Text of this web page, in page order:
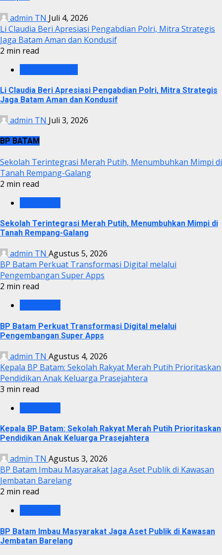
admin TN Juli 4, 2026
Li Claudia Beri Apresiasi Pengabdian Polri, Mitra Strategis
Jaga Batam Aman dan Kondusif
2 min read
Li Claudia Beri Apresiasi Pengabdian Polri, Mitra Strategis
Jaga Batam Aman dan Kondusif
admin TN Juli 3, 2026
BP BATAM
Sekolah Terintegrasi Merah Putih, Menumbuhkan Mimpi di
Tanah Rempang-Galang
2 min read
Sekolah Terintegrasi Merah Putih, Menumbuhkan Mimpi di
Tanah Rempang-Galang
admin TN Agustus 5, 2026
BP Batam Perkuat Transformasi Digital melalui
Pengembangan Super Apps
2 min read
BP Batam Perkuat Transformasi Digital melalui
Pengembangan Super Apps
admin TN Agustus 4, 2026
Kepala BP Batam: Sekolah Rakyat Merah Putih Prioritaskan
Pendidikan Anak Keluarga Prasejahtera
3 min read
Kepala BP Batam: Sekolah Rakyat Merah Putih Prioritaskan
Pendidikan Anak Keluarga Prasejahtera
admin TN Agustus 3, 2026
BP Batam Imbau Masyarakat Jaga Aset Publik di Kawasan
Jembatan Barelang
2 min read
BP Batam Imbau Masyarakat Jaga Aset Publik di Kawasan
Jembatan Barelang